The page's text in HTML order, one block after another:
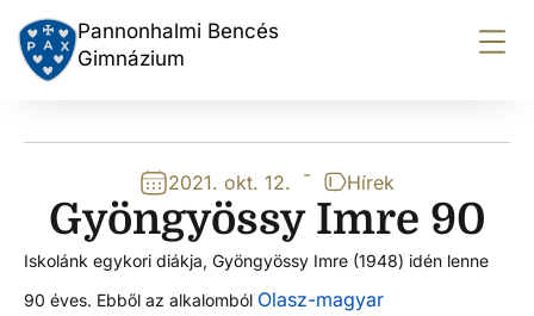
Pannonhalmi Bencés
Gimnázium
2021. okt. 12. - Hírek
Gyöngyössy Imre 90
Iskolánk egykori diákja, Gyöngyössy Imre (1948) idén lenne
90 éves. Ebből az alkalomból Olasz-magyar